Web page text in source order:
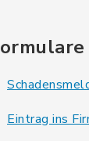
Eintrag ins